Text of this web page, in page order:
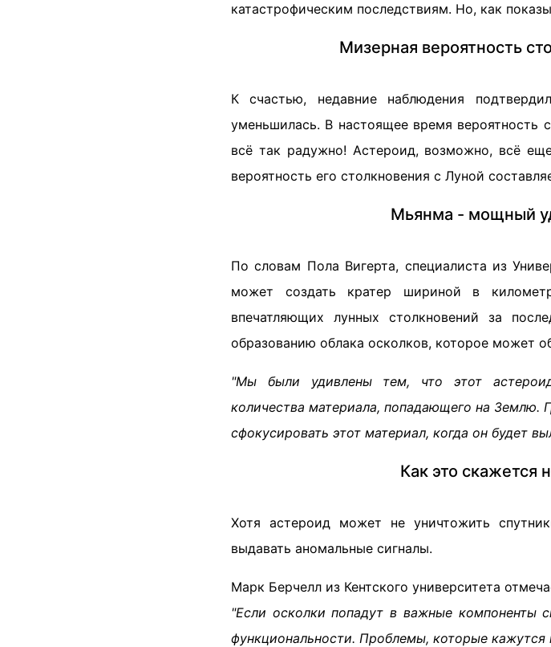
катастрофическим последствиям. Но, как
Мизерная вероятность
К счастью, недавние наблюдения
уменьшилась. В настоящее время вероятность
всё так радужно! Астероид, возможно, всё
вероятность его столкновения с Луной
Мьянма - мощный
По словам Пола Вигерта, специалиста из
может создать кратер шириной в
впечатляющих лунных столкновений за
образованию облака осколков, которое может
"Мы были удивлены тем, что этот
количества материала, попадающего на Землю.
сфокусировать этот материал, когда он будет
Как это скажется
Хотя астероид может не уничтожить
выдавать аномальные сигналы.
Марк Берчелл из Кентского университета
"Если осколки попадут в важные компоненты
функциональности. Проблемы, которые